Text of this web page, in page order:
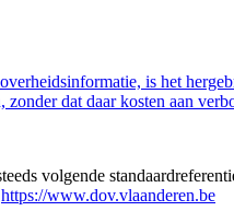
is het
dat daar kosten aan
volgende
https://www.dov.vlaanderen.be